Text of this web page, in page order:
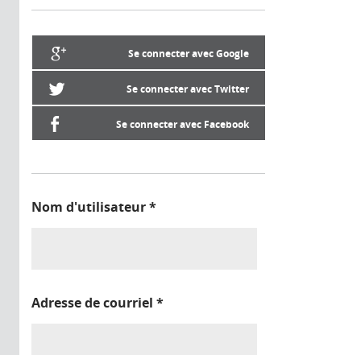
Se connecter avec Google
Se connecter avec Twitter
Se connecter avec Facebook
Nom d'utilisateur*
Adresse de courriel *